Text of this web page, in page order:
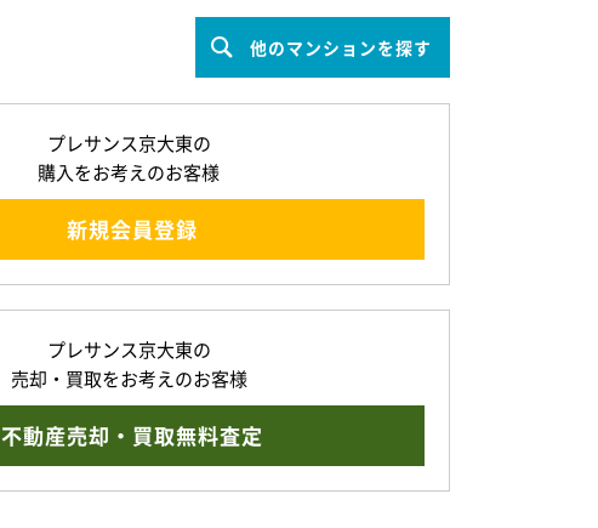
他のマンションを探す
プレサンス京大東の
購入をお考えのお客様
新規会員登録
プレサンス京大東の
売却・買取をお考えのお客様
不動産売却・買取無料査定